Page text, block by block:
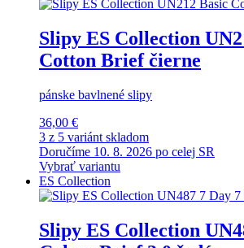
Slipy ES Collection
Cotton Brief čierne
pánske bavlnené slipy
36,00 €
3 z 5 variánt skladom
Doručíme 10. 8. 2026 po celej SR
Vybrať variantu
ES Collection
Slipy ES Collection